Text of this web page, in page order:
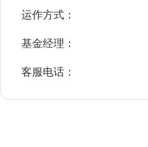
运作方式：
基金经理：
客服电话：